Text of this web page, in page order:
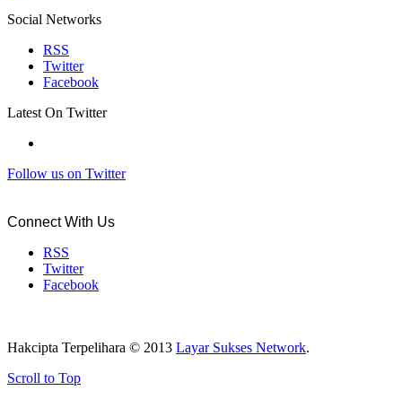
Social Networks
RSS
Twitter
Facebook
Latest On Twitter
Follow us on Twitter
Connect With Us
RSS
Twitter
Facebook
Hakcipta Terpelihara © 2013 Layar Sukses Network.
Scroll to Top